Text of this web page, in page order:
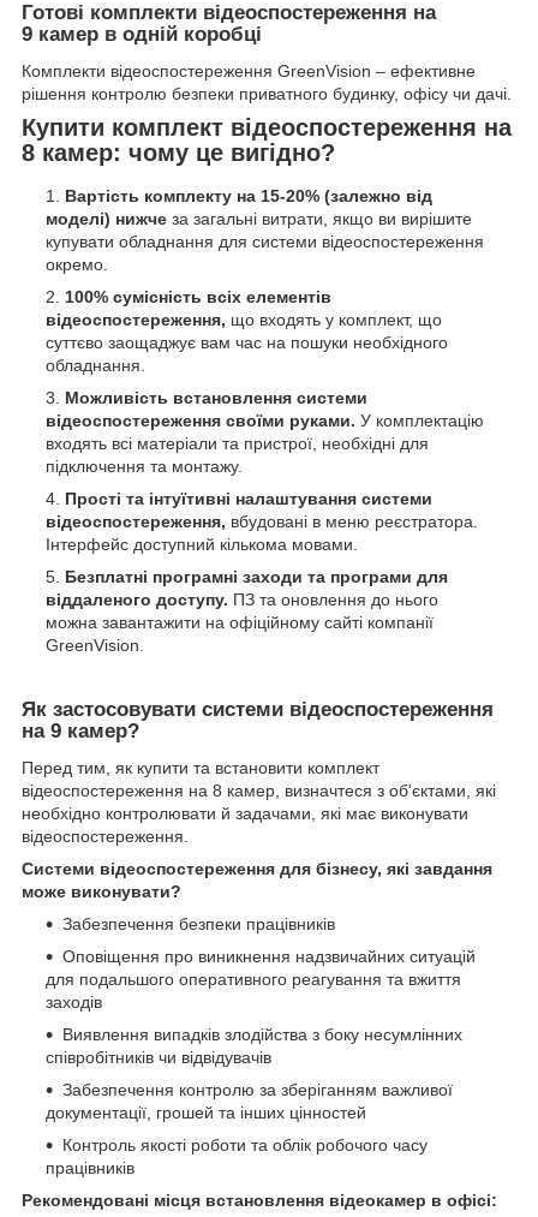
Готові комплекти відеоспостереження на
9 камер в одній коробці
Комплекти відеоспостереження GreenVision – ефективне
рішення контролю безпеки приватного будинку, офісу чи дачі.
Купити комплект відеоспостереження на
8 камер: чому це вигідно?
Вартість комплекту на 15-20% (залежно від
моделі) нижче за загальні витрати, якщо ви вирішите
купувати обладнання для системи відеоспостереження
окремо.
100% сумісність всіх елементів
відеоспостереження, що входять у комплект, що
суттєво заощаджує вам час на пошуки необхідного
обладнання.
Можливість встановлення системи
відеоспостереження своїми руками. У комплектацію
входять всі матеріали та пристрої, необхідні для
підключення та монтажу.
Прості та інтуїтивні налаштування системи
відеоспостереження, вбудовані в меню реєстратора.
Інтерфейс доступний кількома мовами.
Безплатні програмні заходи та програми для
віддаленого доступу. ПЗ та оновлення до нього
можна завантажити на офіційному сайті компанії
GreenVision.
Як застосовувати системи відеоспостереження
на 9 камер?
Перед тим, як купити та встановити комплект
відеоспостереження на 8 камер, визначтеся з об'єктами, які
необхідно контролювати й задачами, які має виконувати
відеоспостереження.
Системи відеоспостереження для бізнесу, які завдання
може виконувати?
Забезпечення безпеки працівників
Оповіщення про виникнення надзвичайних ситуацій
для подальшого оперативного реагування та вжиття
заходів
Виявлення випадків злодійства з боку несумлінних
співробітників чи відвідувачів
Забезпечення контролю за зберіганням важливої
документації, грошей та інших цінностей
Контроль якості роботи та облік робочого часу
працівників
Рекомендовані місця встановлення відеокамер в офісі: